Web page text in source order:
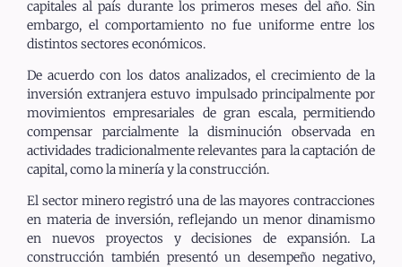
capitales al país durante los primeros meses del año. Sin
embargo, el comportamiento no fue uniforme entre los
distintos sectores económicos.
De acuerdo con los datos analizados, el crecimiento de la
inversión extranjera estuvo impulsado principalmente por
movimientos empresariales de gran escala, permitiendo
compensar parcialmente la disminución observada en
actividades tradicionalmente relevantes para la captación de
capital, como la minería y la construcción.
El sector minero registró una de las mayores contracciones
en materia de inversión, reflejando un menor dinamismo
en nuevos proyectos y decisiones de expansión. La
construcción también presentó un desempeño negativo,